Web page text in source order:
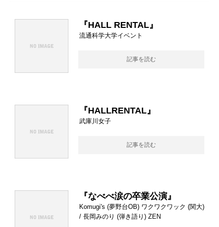
『HALL RENTAL』
流通科学大学イベント
記事を読む
『HALLRENTAL』
武庫川女子
記事を読む
『なべべ涙の卒業公演』
Komugi's (夢野台OB) ワクワクワック (関大)
/ 長岡みのり (弾き語り) ZEN